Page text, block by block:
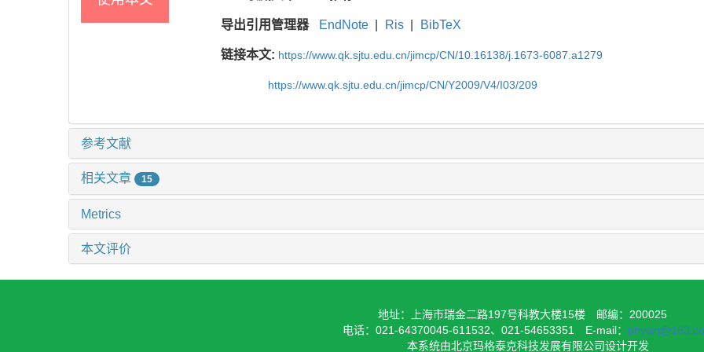
导出引用管理器 EndNote Ris BibTeX
链接本文: https://www.qk.sjtu.edu.cn/jimcp/CN/10.16138/j.1673-6087.a1279
https://www.qk.sjtu.edu.cn/jimcp/CN/Y2009/V4/I03/209
参考文献
相关文章 15
Metrics
本文评价
地址：上海市瑞金二路197号科教大楼15楼 邮编：200025
电话：021-64370045-611532、021-54653351 E-mail：
本系统由北京玛格泰克科技发展有限公司设计开发